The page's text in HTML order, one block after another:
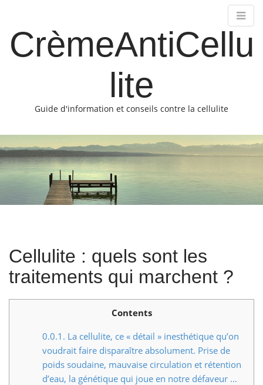
CrèmeAntiCellu
lite
Guide d'information et conseils contre la cellulite
M
a
i
n
e
k
i
p
c
t
e
n
t
Cellulite : quels sont les
traitements qui marchent ?
Contents
0.0.1. La cellulite, ce « détail » inesthétique qu’on
voudrait faire disparaître absolument. Prise de
poids soudaine, mauvaise circulation et rétention
d’eau, la génétique qui joue en notre défaveur …